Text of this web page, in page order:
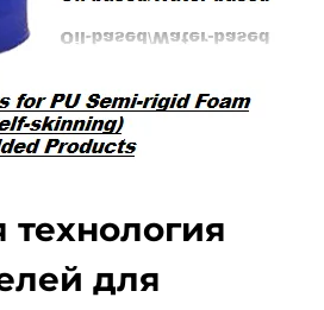
технология
для